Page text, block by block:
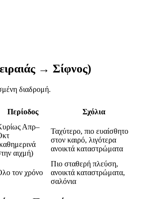
→ Σίφνος)
διαδρομή.
Περίοδος Σχόλια
Απρ–
αιχμή)
Ταχύτερο, πιο ευαίσθητο
στον καιρό, λιγότερα
ανοικτά καταστρώματα
τον χρόνο
Πιο σταθερή πλεύση,
ανοικτά καταστρώματα,
σαλόνια